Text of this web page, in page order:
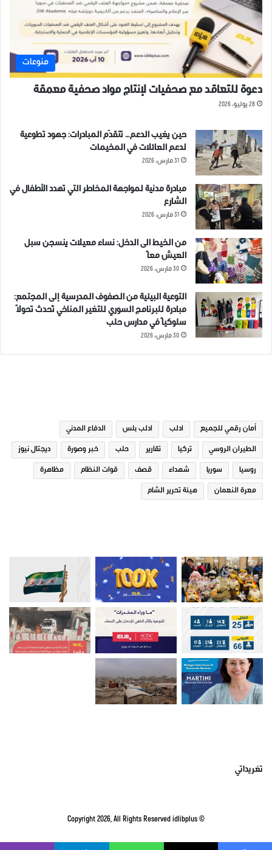
منوعات
دعوة للتعاقد مع صحفيات لإنتاج مواد صحفية معمقة
28 يوليو، 2026
حين يغيب الدعم… تتقدّم المبادرات: جهود تطوعية
لدعم العائلات في المخيمات
31 مارس، 2026
مبادرة مدنية لمواجهة المخاطر التي تهدد الأطفال في
الشارع
31 مارس، 2026
من الخيط الى الدخل: نساء معيلات ينسجن سبل
العيش معاً
30 مارس، 2026
التوعية البيئية من الصفوف المدرسية إلى المجتمع:
مبادرة للبرنامج السوري للتغير المناخي تُحدث تحولاً
سلوكياً في مدارس حلب
30 مارس، 2026
أمان رقمي للجميع ادلب ادلب بلس الدفاع المدني
الطيران الروسي تركيا تقارير حلب خبر وصورة ديجتال نيوز
روسيا سوريا شهداء قصف قوات النظام مظاهرة
معرة النعمان هيئة تحرير الشام
تغريداتي
© Copyright 2026, All Rights Reserved
idlibplus